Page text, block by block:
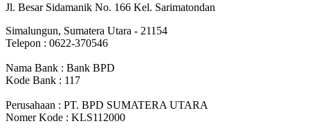
Jl. Besar Sidamanik No. 166 Kel. Sarimatondan
Simalungun, Sumatera Utara - 21154
Telepon : 0622-370546
Nama Bank : Bank BPD
Kode Bank : 117
Perusahaan : PT. BPD SUMATERA UTARA
Nomer Kode : KLS112000